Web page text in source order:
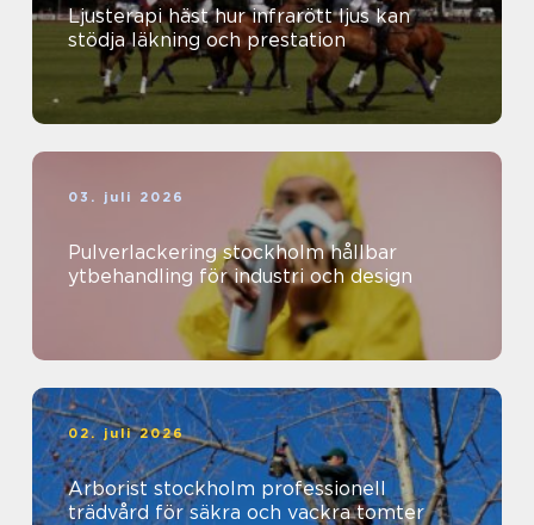
Ljusterapi häst hur infrarött ljus kan
stödja läkning och prestation
03. juli 2026
Pulverlackering stockholm hållbar
ytbehandling för industri och design
02. juli 2026
Arborist stockholm professionell
trädvård för säkra och vackra tomter